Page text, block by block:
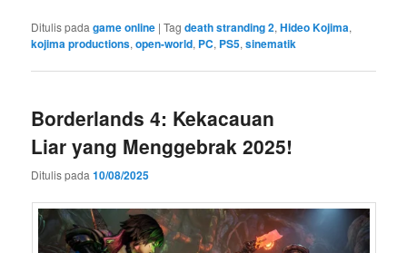
Ditulis pada game online |Tag death stranding 2,Hideo Kojima,
kojima productions,open-world, PC, PS5,sinematik
Borderlands 4: Kekacauan
Liar yang Menggebrak 2025!
Ditulis pada10/08/2025